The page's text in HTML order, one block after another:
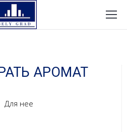
АРОМАТ
Для нее